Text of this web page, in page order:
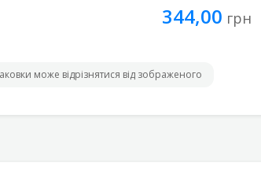
344,00 грн
може відрізнятися від зображеного